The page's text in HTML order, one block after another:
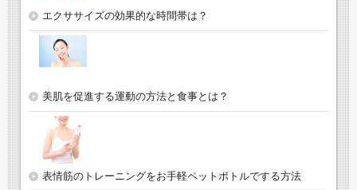
エクササイズの効果的な時間帯は？
美肌を促進する運動の方法と食事とは？
表情筋のトレーニングをお手軽ペットボトルでする方法